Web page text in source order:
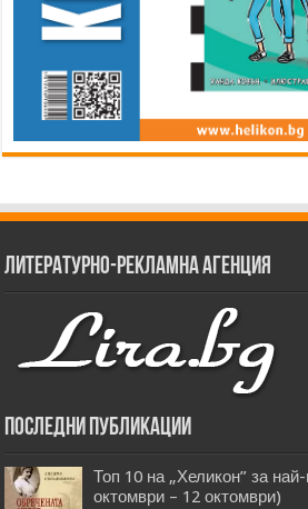
Литературно-рекламна агенция
Последни публикации
Топ 10 на „Хеликон” за
октомври – 12 октомври)